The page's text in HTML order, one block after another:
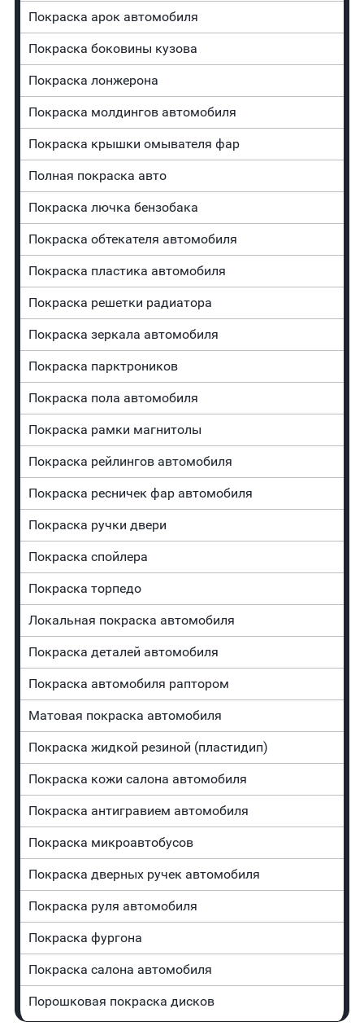
Покраска арок автомобиля
Покраска боковины кузова
Покраска лонжерона
Покраска молдингов автомобиля
Покраска крышки омывателя фар
Полная покраска авто
Покраска лючка бензобака
Покраска обтекателя автомобиля
Покраска пластика автомобиля
Покраска решетки радиатора
Покраска зеркала автомобиля
Покраска парктроников
Покраска пола автомобиля
Покраска рамки магнитолы
Покраска рейлингов автомобиля
Покраска ресничек фар автомобиля
Покраска ручки двери
Покраска спойлера
Покраска торпедо
Локальная покраска автомобиля
Покраска деталей автомобиля
Покраска автомобиля раптором
Матовая покраска автомобиля
Покраска жидкой резиной (пластидип)
Покраска кожи салона автомобиля
Покраска антигравием автомобиля
Покраска микроавтобусов
Покраска дверных ручек автомобиля
Покраска руля автомобиля
Покраска фургона
Покраска салона автомобиля
Порошковая покраска дисков